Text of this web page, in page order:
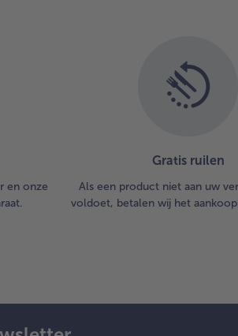
en onze
Gratis ruilen
Als een product niet aan uw
voldoet, betalen wij het